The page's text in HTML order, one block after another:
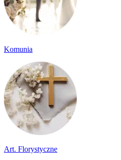
Komunia
Art. Florystyczne